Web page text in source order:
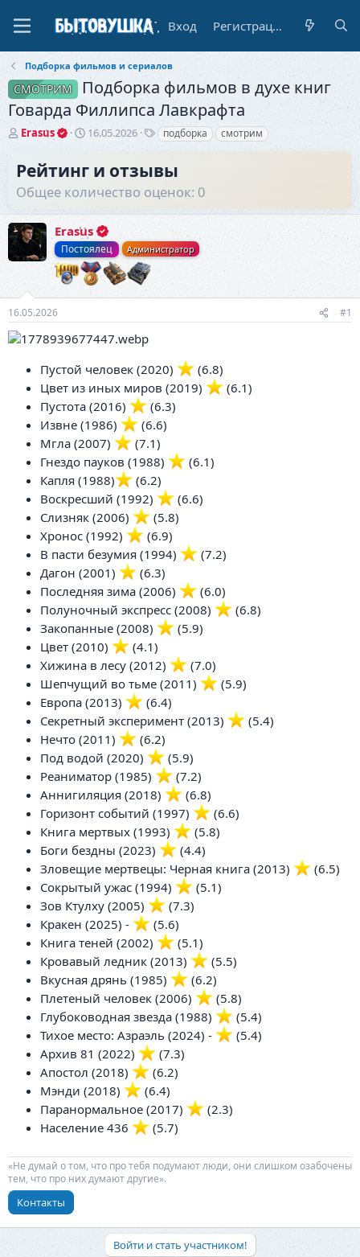
Вход Регистрация
Подборка фильмов и сериалов
СМОТРИМ
Подборка фильмов в духе книг
Говарда Филлипса Лавкрафта
А
о
р
е
м
ы
Erasus
Д
н
ч
а
л
а
16.05.2026
Т
и
подборка смотрим
Рейтинг и отзывы
Общее количество оценок: 0
Erasus
Постоялец Администратор
16.05.2026 #1
Пустой человек (2020)
️ (6.8)
Цвет из иных миров (2019)
️ (6.1)
Пустота (2016)
️ (6.3)
Извне (1986)
️ (6.6)
Мгла (2007)
️ (7.1)
Гнездо пауков (1988)
️ (6.1)
Капля (1988)
️ (6.2)
Воскресший (1992)
️ (6.6)
Слизняк (2006)
️ (5.8)
Хронос (1992)
️ (6.9)
В пасти безумия (1994)
️ (7.2)
Дагон (2001)
️ (6.3)
Последняя зима (2006)
️ (6.0)
Полуночный экспресс (2008)
️ (6.8)
Закопанные (2008)
️ (5.9)
Цвет (2010)
️ (4.1)
Хижина в лесу (2012)
️ (7.0)
Шепчущий во тьме (2011)
️ (5.9)
Европа (2013)
️ (6.4)
Секретный эксперимент (2013)
️ (5.4)
Нечто (2011)
️ (6.2)
Под водой (2020)
️ (5.9)
Реаниматор (1985)
️ (7.2)
Аннигиляция (2018)
️ (6.8)
Горизонт событий (1997)
️ (6.6)
Книга мертвых (1993)
️ (5.8)
Боги бездны (2023)
️ (4.4)
Зловещие мертвецы: Черная книга (2013)
️ (6.5)
Сокрытый ужас (1994)
️ (5.1)
Зов Ктулху (2005)
️ (7.3)
Кракен (2025) -
️ (5.6)
Книга теней (2002)
️ (5.1)
Кровавый ледник (2013)
️ (5.5)
Вкусная дрянь (1985)
️ (6.2)
Плетеный человек (2006)
️ (5.8)
Глубоководная звезда (1988)
️ (5.4)
Тихое место: Азраэль (2024) -
️ (5.4)
Архив 81 (2022)
️ (7.3)
Апостол (2018)
️ (6.2)
Мэнди (2018)
️ (6.4)
Паранормальное (2017)
️ (2.3)
Население 436
️ (5.7)
«Не думай о том, что про тебя подумают люди, они слишком озабочены
тем, что про них думают другие».
Контакты
Войти и стать участником!